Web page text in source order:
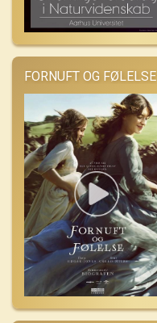
FORNUFT OG FØLELSE